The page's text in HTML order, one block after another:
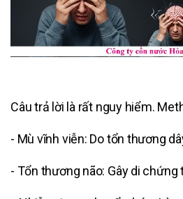
Câu trả lời là rất nguy hiểm.
- Mù vĩnh viễn: Do tổn thương
- Tổn thương não: Gây di chứng